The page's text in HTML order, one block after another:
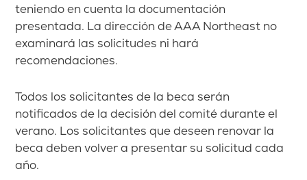
teniendo en cuenta la documentación
presentada. La dirección de AAA Northeast no
examinará las solicitudes ni hará
recomendaciones.
Todos los solicitantes de la beca serán
notificados de la decisión del comité durante el
verano. Los solicitantes que deseen renovar la
beca deben volver a presentar su solicitud cada
año.